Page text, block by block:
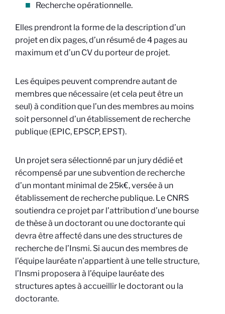
Recherche opérationnelle.
Elles prendront la forme de la description d’un
projet en dix pages, d’un résumé de 4 pages au
maximum et d’un CV du porteur de projet.
Les équipes peuvent comprendre autant de
membres que nécessaire (et cela peut être un
seul) à condition que l’un des membres au moins
soit personnel d’un établissement de recherche
publique (EPIC, EPSCP, EPST).
Un projet sera sélectionné par un jury dédié et
récompensé par une subvention de recherche
d’un montant minimal de 25k€, versée à un
établissement de recherche publique. Le CNRS
soutiendra ce projet par l’attribution d’une bourse
de thèse à un doctorant ou une doctorante qui
devra être affecté dans une des structures de
recherche de l’Insmi. Si aucun des membres de
l’équipe lauréate n’appartient à une telle structure,
l’Insmi proposera à l’équipe lauréate des
structures aptes à accueillir le doctorant ou la
doctorante.